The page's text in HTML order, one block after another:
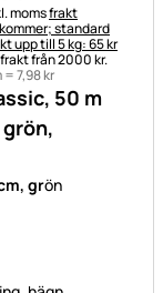
50 m
grön
momsfrakt
standard
upp till 5 kg: 65 kr
från 2000 kr.
=7,98kr